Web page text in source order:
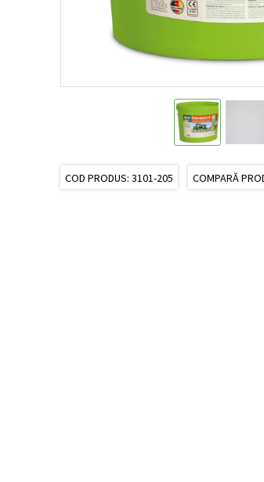
COD PRODUS: 3101-205 COMPARĂ